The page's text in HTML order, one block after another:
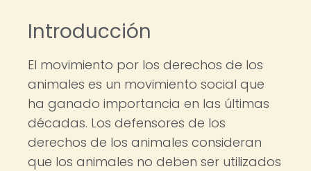
Introducción
El movimiento por los derechos de los
animales es un movimiento social que
ha ganado importancia en las últimas
décadas. Los defensores de los
derechos de los animales consideran
que los animales no deben ser utilizados